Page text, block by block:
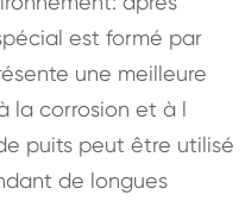
est formé par
une meilleure
la corrosion et à l
puits peut être utilisé
de longues